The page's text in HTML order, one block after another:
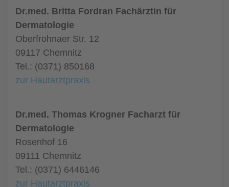
Dr.med. Britta Fordran Fachärztin für
Dermatologie
Oberfrohnaer Str. 12
09117 Chemnitz
Tel.: (0371) 850168
zur Hautarztpraxis
Dr.med. Thomas Krogner Facharzt für
Dermatologie
Rosenhof 16
09111 Chemnitz
Tel.: (0371) 6446146
zur Hautarztpraxis